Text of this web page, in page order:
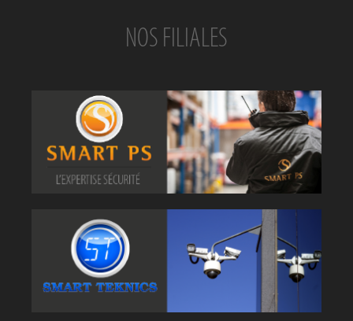
NOS FILIALES